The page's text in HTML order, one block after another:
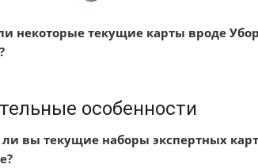
некоторые текущие карты вроде
особенности
ли вы текущие наборы экспертных